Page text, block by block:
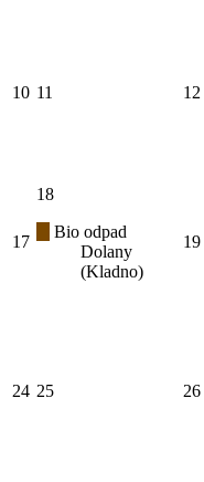
10 11 12
17
18
Bio odpad
Dolany
(Kladno)
19
24 25 26